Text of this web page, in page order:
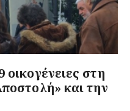
στη
και την